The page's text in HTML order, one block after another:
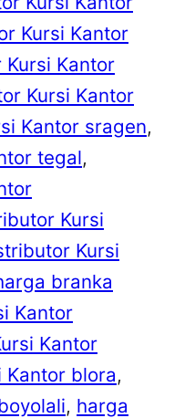
Kursi Kantor
Kantor
Kursi Kantor
Kantor sragen
tegal
Kursi
Kursi
branka
Kantor
Kantor
Kantor blora
, harga